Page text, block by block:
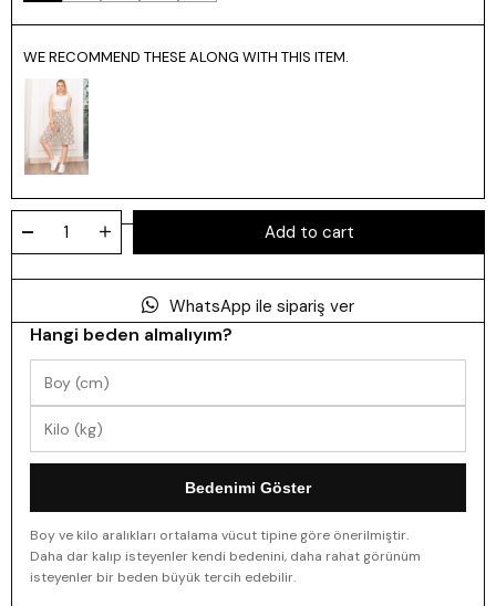
WE RECOMMEND THESE ALONG WITH THIS ITEM.
WhatsApp ile sipariş ver
Hangi beden almalıyım?
Bedenimi Göster
Boy ve kilo aralıkları ortalama vücut tipine göre önerilmiştir.
Daha dar kalıp isteyenler kendi bedenini, daha rahat görünüm
isteyenler bir beden büyük tercih edebilir.